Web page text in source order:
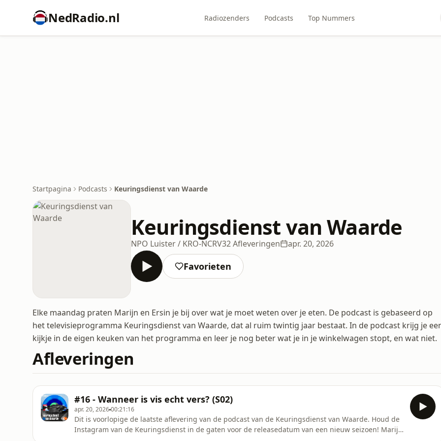
NedRadio.nl Radiozenders Podcasts Top Nummers
Startpagina Podcasts Keuringsdienst van Waarde
Keuringsdienst van Waarde
NPO Luister / KRO-NCRV32 Afleveringen apr. 20, 2026
Favorieten
Elke maandag praten Marijn en Ersin je bij over wat je moet weten over je eten. De podcast is gebaseerd op
het televisieprogramma Keuringsdienst van Waarde, dat al ruim twintig jaar bestaat. In de podcast krijg je
kijkje in de eigen keuken van het programma en leer je nog beter wat je in je winkelwagen stopt, en wat niet.
Afleveringen
#16 - Wanneer is vis echt vers? (S02)
apr. 20, 202600:21:16
Dit is voorlopige de laatste aflevering van de podcast van de Keuringsdienst van Waarde. Houd de
Instagram van de Keuringsdienst in de gaten voor de releasedatum van een nieuw seizoen! Marijn